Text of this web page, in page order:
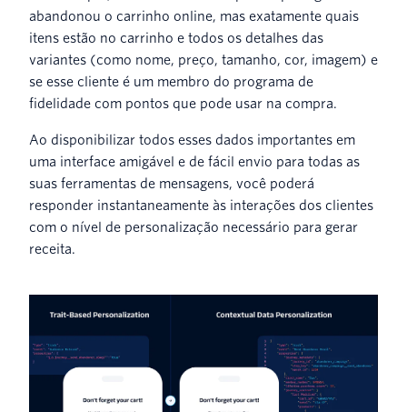
abandonou o carrinho online, mas exatamente quais
itens estão no carrinho e todos os detalhes das
variantes (como nome, preço, tamanho, cor, imagem) e
se esse cliente é um membro do programa de
fidelidade com pontos que pode usar na compra.
Ao disponibilizar todos esses dados importantes em
uma interface amigável e de fácil envio para todas as
suas ferramentas de mensagens, você poderá
responder instantaneamente às interações dos clientes
com o nível de personalização necessário para gerar
receita.